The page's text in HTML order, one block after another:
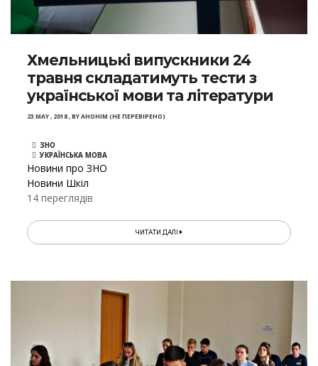
Хмельницькі випускники 24
травня складатимуть тести з
української мови та літератури
23 MAY , 2018,BYАНОНІМ (НЕ ПЕРЕВІРЕНО)
ЗНО
УКРАЇНСЬКА МОВА
Новини про ЗНО
Новини Шкіл
14 переглядів
ЧИТАТИ ДАЛІ